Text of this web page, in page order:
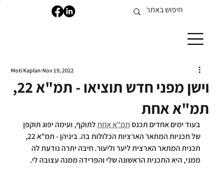
וישן מפני חדש תוציאו - תמ"א 22,
תמ"א אחת
Moti Kaplan Nov 19, 2022
בעוד ימים אחדים תכנס תמ"א אחת לתוקף, ועימה יפוג תוקפן
של תכניות המתאר הארציות הכלולות בה. ביניהן - תמ"א 22,
תכנית המתאר הארצית ליער וליעור. חיבה יתרה נודעת לה
ממני, היא התכנית הראשונה שלי והפרידה ממנה עצובה לי.